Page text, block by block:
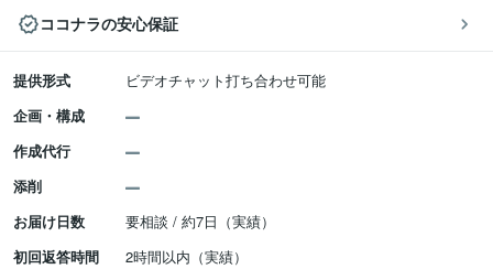
ココナラの安心保証
提供形式
ビデオチャット打ち合わせ可能
企画・構成
作成代行
添削
お届け日数
要相談 / 約7日（実績）
初回返答時間
2時間以内（実績）